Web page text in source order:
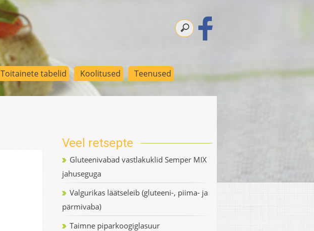
Toitainete tabelid Koolitused
Teenused
Veel retsepte
Gluteenivabad vastlakuklid Semper MIX
jahuseguga
Valgurikas läätseleib (gluteeni-, piima- ja
pärmivaba)
Taimne piparkoogiglasuur